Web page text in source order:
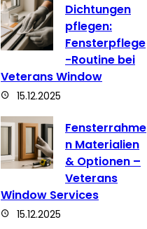
Dichtungen
pflegen:
Fensterpflege
-Routine bei
Veterans Window
15.12.2025
Fensterrahme
n Materialien
& Optionen –
Veterans
Window Services
15.12.2025